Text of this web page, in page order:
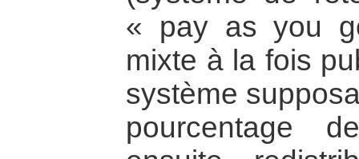
« pay as you
mixte à la fois
système
pourcentage